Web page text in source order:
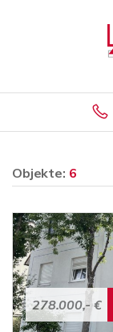
Objekte: 6
278.000,- €